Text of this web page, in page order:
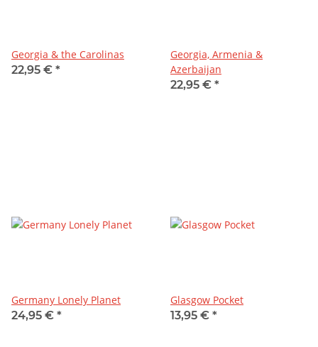
Georgia & the Carolinas
22,95 € *
Georgia, Armenia &
Azerbaijan
22,95 € *
Germany Lonely Planet
24,95 € *
Glasgow Pocket
13,95 € *